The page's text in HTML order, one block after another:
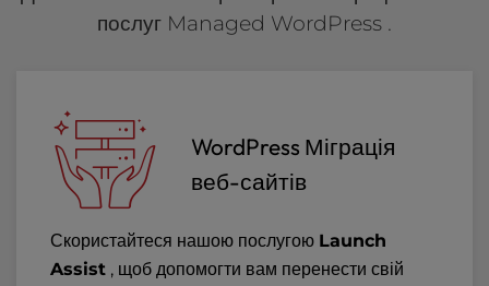
послуг Managed WordPress .
WordPress Міграція
веб-сайтів
Скористайтеся нашою послугою Launch
Assist , щоб допомогти вам перенести свій